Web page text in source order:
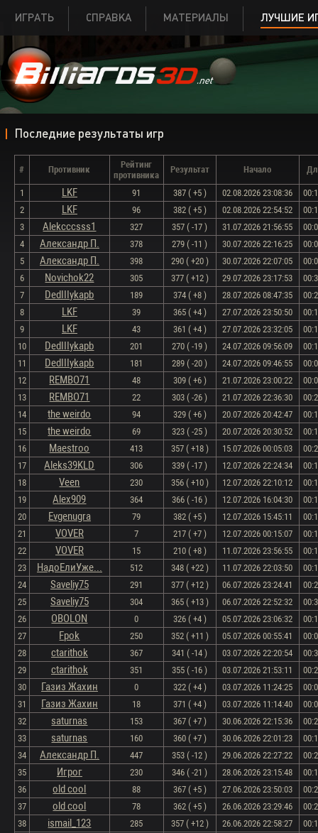
ИГРАТЬ СПРАВКА МАТЕРИАЛЫ ЛУЧШИЕ
Последние результаты игр
# Противник
Рейтинг
противника
Результат Начало
1 LKF 91 387 ( +5 ) 02.08.2026 23:08:36
2
LKF 96 382 ( +5 ) 02.08.2026 22:54:52
3
Alekcccsss1 327 357 ( -17 ) 31.07.2026 21:56:55
4
Александр П. 378 279 ( -11 ) 30.07.2026 22:16:25
5
Александр П. 398 290 ( +20 ) 30.07.2026 22:07:05
6
Novichok22 305 377 ( +12 ) 29.07.2026 23:17:53
7
DedIIIykapb 189 374 ( +8 ) 28.07.2026 08:47:35
8
LKF 39 365 ( +4 ) 27.07.2026 23:50:50
9
LKF 43 361 ( +4 ) 27.07.2026 23:32:05
10
DedIIIykapb 201 270 ( -19 ) 24.07.2026 09:56:09
11
DedIIIykapb 181 289 ( -20 ) 24.07.2026 09:46:55
12
REMBO71 48 309 ( +6 ) 21.07.2026 23:00:22
13
REMBO71 22 303 ( -26 ) 21.07.2026 22:36:30
14
the weirdo 94 329 ( +6 ) 20.07.2026 20:42:47
15
the weirdo 69 323 ( -25 ) 20.07.2026 20:30:52
16
Maestroo 413 357 ( +18 ) 15.07.2026 00:05:03
17
Aleks39KLD 306 339 ( -17 ) 12.07.2026 22:24:34
18
Veen 230 356 ( +10 ) 12.07.2026 22:10:12
19
Alex909 364 366 ( -16 ) 12.07.2026 16:04:30
20
Evgenugra 79 382 ( +5 ) 12.07.2026 15:45:11
21
VOVER 7 217 ( +7 ) 12.07.2026 00:15:07
22
VOVER 15 210 ( +8 ) 11.07.2026 23:56:55
23
НадоЕлиУже... 512 348 ( +22 ) 11.07.2026 22:03:50
24
Saveliy75 291 377 ( +12 ) 06.07.2026 23:24:41
25
Saveliy75 304 365 ( +13 ) 06.07.2026 22:52:32
26
OBOLON 0 326 ( +4 ) 05.07.2026 23:06:32
27
Fpok 250 352 ( +11 ) 05.07.2026 00:55:41
28
ctarithok 367 341 ( -14 ) 03.07.2026 22:20:54
29
ctarithok 351 355 ( -16 ) 03.07.2026 21:53:11
30
Газиз Жахин 0 322 ( +4 ) 03.07.2026 11:24:25
31
Газиз Жахин 18 371 ( +4 ) 03.07.2026 11:14:40
32
saturnas 153 367 ( +7 ) 30.06.2026 22:15:36
33
saturnas 160 360 ( +7 ) 30.06.2026 22:01:23
34
Александр П. 447 353 ( -12 ) 29.06.2026 22:27:22
35
Игрог 230 346 ( -21 ) 28.06.2026 23:15:48
36
old cool 88 367 ( +5 ) 27.06.2026 23:50:03
37
old cool 78 362 ( +5 ) 26.06.2026 23:29:46
38
ismail_123 285 357 ( +12 ) 26.06.2026 22:58:27